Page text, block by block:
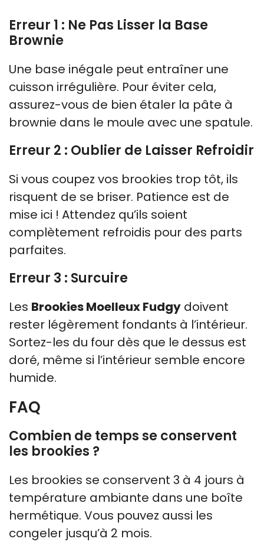
Erreur 1 : Ne Pas Lisser la Base
Brownie
Une base inégale peut entraîner une
cuisson irrégulière. Pour éviter cela,
assurez-vous de bien étaler la pâte à
brownie dans le moule avec une spatule.
Erreur 2 : Oublier de Laisser Refroidir
Si vous coupez vos brookies trop tôt, ils
risquent de se briser. Patience est de
mise ici ! Attendez qu’ils soient
complètement refroidis pour des parts
parfaites.
Erreur 3 : Surcuire
Les Brookies Moelleux Fudgy doivent
rester légèrement fondants à l’intérieur.
Sortez-les du four dès que le dessus est
doré, même si l’intérieur semble encore
humide.
FAQ
Combien de temps se conservent
les brookies ?
Les brookies se conservent 3 à 4 jours à
température ambiante dans une boîte
hermétique. Vous pouvez aussi les
congeler jusqu’à 2 mois.